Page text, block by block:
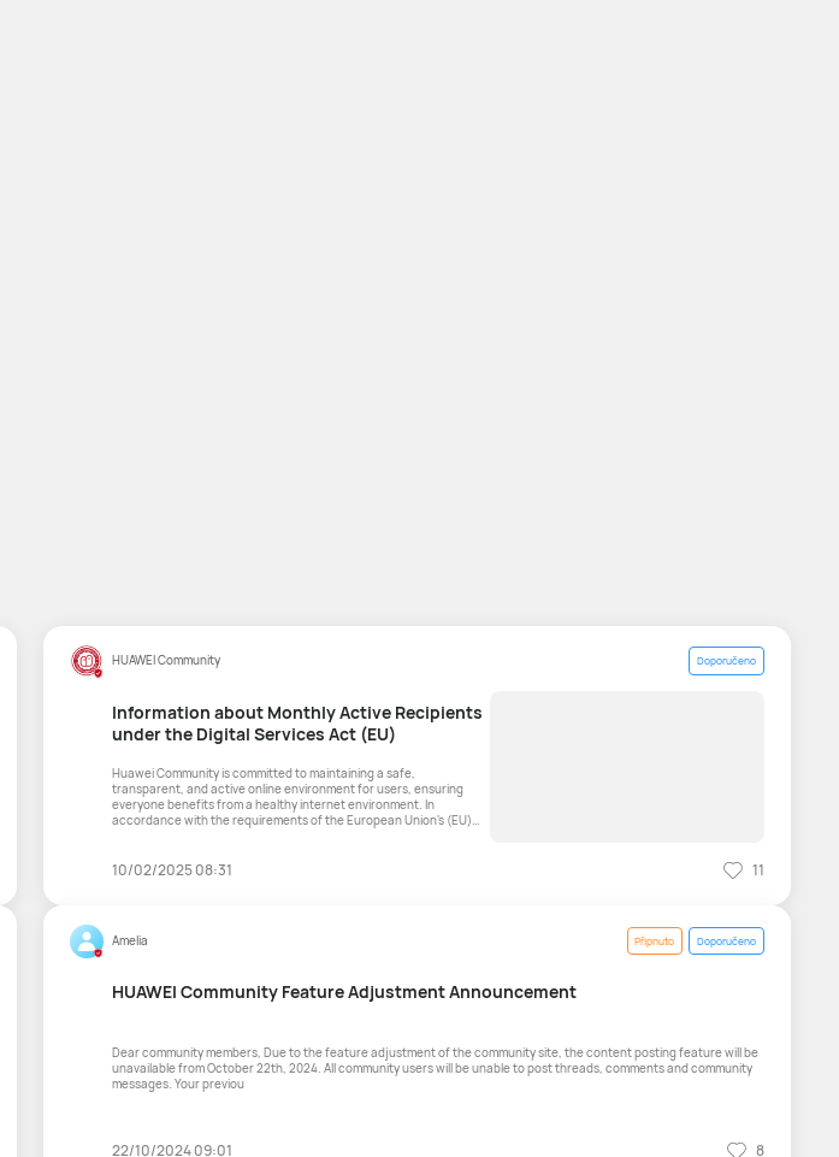
HUAWEI Community Doporučeno
Information about Monthly Active Recipients
under the Digital Services Act (EU)
Huawei Community is committed to maintaining a safe,
transparent, and active online environment for users, ensuring
everyone benefits from a healthy internet environment. In
accordance with the requirements of the European Union's (EU)
10/02/2025 08:31 11
Amelia Připnuto Doporučeno
HUAWEI Community Feature Adjustment Announcement
Dear community members, Due to the feature adjustment of the community site, the content posting feature will be
unavailable from October 22th, 2024. All community users will be unable to post threads, comments and community
messages. Your previou
22/10/2024 09:01 8